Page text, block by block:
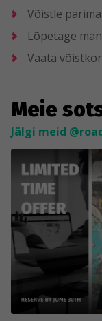
Võistle
Lõpetage
Vaata
Meie
Jälgi meid